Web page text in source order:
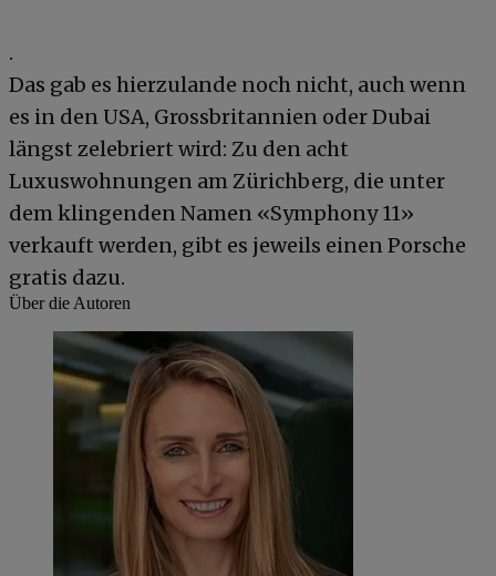
.
Das gab es hierzulande noch nicht, auch wenn
es in den USA, Grossbritannien oder Dubai
längst zelebriert wird: Zu den acht
Luxuswohnungen am Zürichberg, die unter
dem klingenden Namen «Symphony 11»
verkauft werden, gibt es jeweils einen Porsche
gratis dazu.
Über die Autoren